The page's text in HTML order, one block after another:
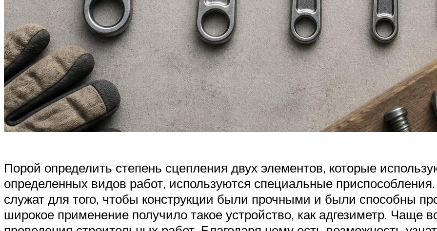
Порой определить степень сцепления двух элементов, которые
определенных видов работ, используются специальные
служат для того, чтобы конструкции были прочными и были способны
широкое применение получило такое устройство, как адгезиметр. Чаще